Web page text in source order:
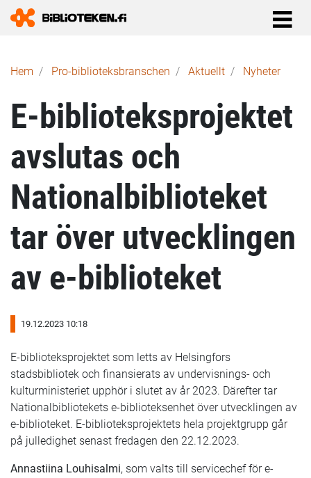
Länkstig
Hem Pro-biblioteks­branschen Aktuellt Nyheter
E-biblioteksprojektet
avslutas och
Nationalbiblioteket
tar över utvecklingen
av e-biblioteket
19.12.2023 10:18
E-biblioteksprojektet som letts av Helsingfors
stadsbibliotek och finansierats av undervisnings- och
kulturministeriet upphör i slutet av år 2023. Därefter tar
Nationalbibliotekets e-biblioteksenhet över utvecklingen av
e-biblioteket. E-biblioteksprojektets hela projektgrupp går
på julledighet senast fredagen den 22.12.2023.
Annastiina Louhisalmi, som valts till servicechef för e-